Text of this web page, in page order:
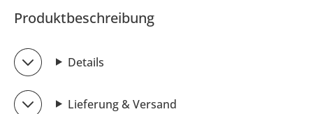
Produktbeschreibung
Details
Lieferung & Versand